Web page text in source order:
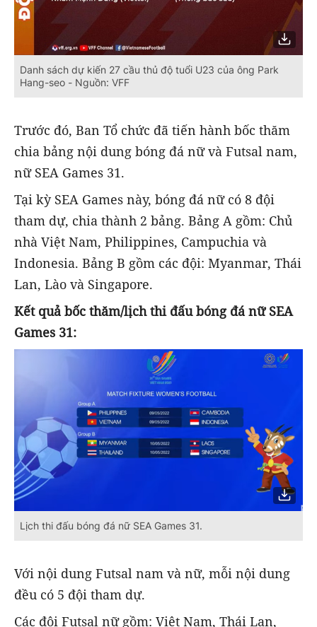
Danh sách dự kiến 27 cầu thủ độ tuổi U23 của ông Park
Hang-seo - Nguồn: VFF
Trước đó, Ban Tổ chức đã tiến hành bốc thăm
chia bảng nội dung bóng đá nữ và Futsal nam,
nữ SEA Games 31.
Tại kỳ SEA Games này, bóng đá nữ có 8 đội
tham dự, chia thành 2 bảng. Bảng A gồm: Chủ
nhà Việt Nam, Philippines, Campuchia và
Indonesia. Bảng B gồm các đội: Myanmar, Thái
Lan, Lào và Singapore.
Kết quả bốc thăm/lịch thi đấu bóng đá nữ SEA
Games 31:
Lịch thi đấu bóng đá nữ SEA Games 31.
Với nội dung Futsal nam và nữ, mỗi nội dung
đều có 5 đội tham dự.
Các đội Futsal nữ gồm: Việt Nam, Thái Lan,